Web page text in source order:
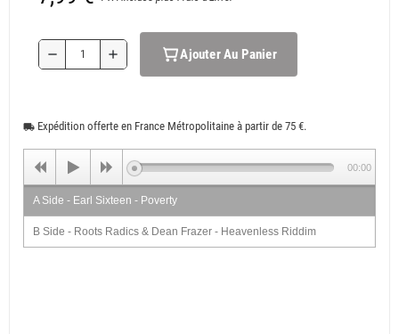
remove add Ajouter Au Panier
local_shipping Expédition offerte en France Métropolitaine à partir de 75 €.
A Side - Earl Sixteen - Poverty
B Side - Roots Radics & Dean Frazer - Heavenless Riddim
00:00